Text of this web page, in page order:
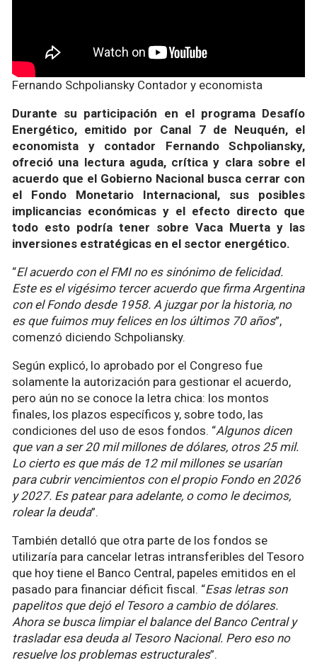
Fernando Schpoliansky Contador y economista
Durante su participación en el programa Desafío
Energético, emitido por Canal 7 de Neuquén, el
economista y contador Fernando Schpoliansky,
ofreció una lectura aguda, crítica y clara sobre el
acuerdo que el Gobierno Nacional busca cerrar con
el Fondo Monetario Internacional, sus posibles
implicancias económicas y el efecto directo que
todo esto podría tener sobre Vaca Muerta y las
inversiones estratégicas en el sector energético.
“El acuerdo con el FMI no es sinónimo de felicidad.
Este es el vigésimo tercer acuerdo que firma Argentina
con el Fondo desde 1958. A juzgar por la historia, no
es que fuimos muy felices en los últimos 70 años”,
comenzó diciendo Schpoliansky.
Según explicó, lo aprobado por el Congreso fue
solamente la autorización para gestionar el acuerdo,
pero aún no se conoce la letra chica: los montos
finales, los plazos específicos y, sobre todo, las
condiciones del uso de esos fondos. “Algunos dicen
que van a ser 20 mil millones de dólares, otros 25 mil.
Lo cierto es que más de 12 mil millones se usarían
para cubrir vencimientos con el propio Fondo en 2026
y 2027. Es patear para adelante, o como le decimos,
rolear la deuda”.
También detalló que otra parte de los fondos se
utilizaría para cancelar letras intransferibles del Tesoro
que hoy tiene el Banco Central, papeles emitidos en el
pasado para financiar déficit fiscal. “Esas letras son
papelitos que dejó el Tesoro a cambio de dólares.
Ahora se busca limpiar el balance del Banco Central y
trasladar esa deuda al Tesoro Nacional. Pero eso no
resuelve los problemas estructurales”.